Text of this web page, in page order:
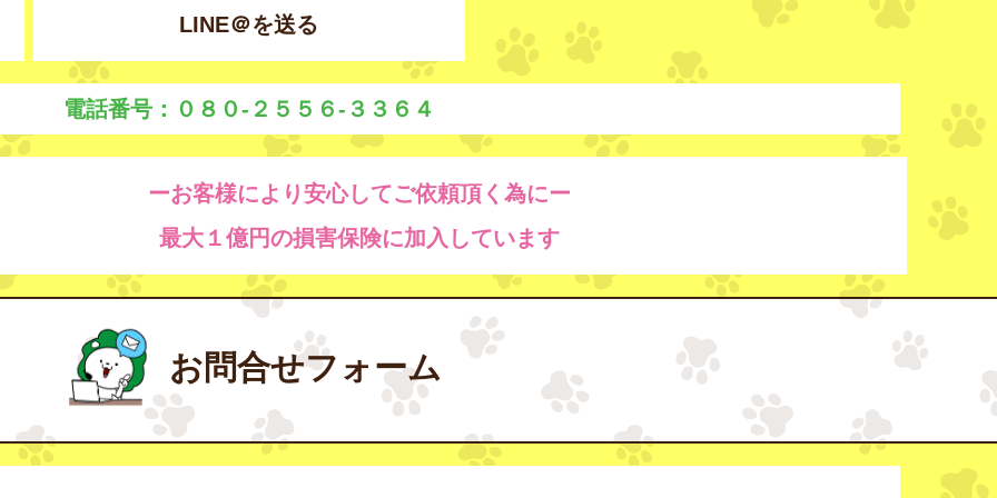
LINE＠を送る
電話番号：０８０-２５５６-３３６４
ーお客様により安心してご依頼頂く為にー
最大１億円の損害保険に加入しています
お問合せフォーム